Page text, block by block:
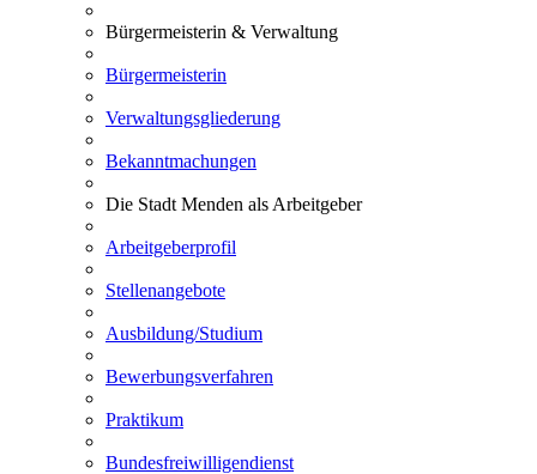
Bürgermeisterin & Verwaltung
Bürgermeisterin
Verwaltungsgliederung
Bekanntmachungen
Die Stadt Menden als Arbeitgeber
Arbeitgeberprofil
Stellenangebote
Ausbildung/Studium
Bewerbungsverfahren
Praktikum
Bundesfreiwilligendienst